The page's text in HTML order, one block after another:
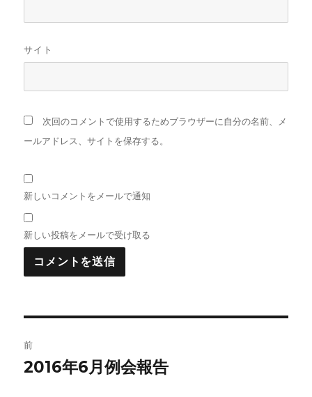
サイト
次回のコメントで使用するためブラウザーに自分の名前、メ
ールアドレス、サイトを保存する。
新しいコメントをメールで通知
新しい投稿をメールで受け取る
稿
前
前
2016年6月例会報告